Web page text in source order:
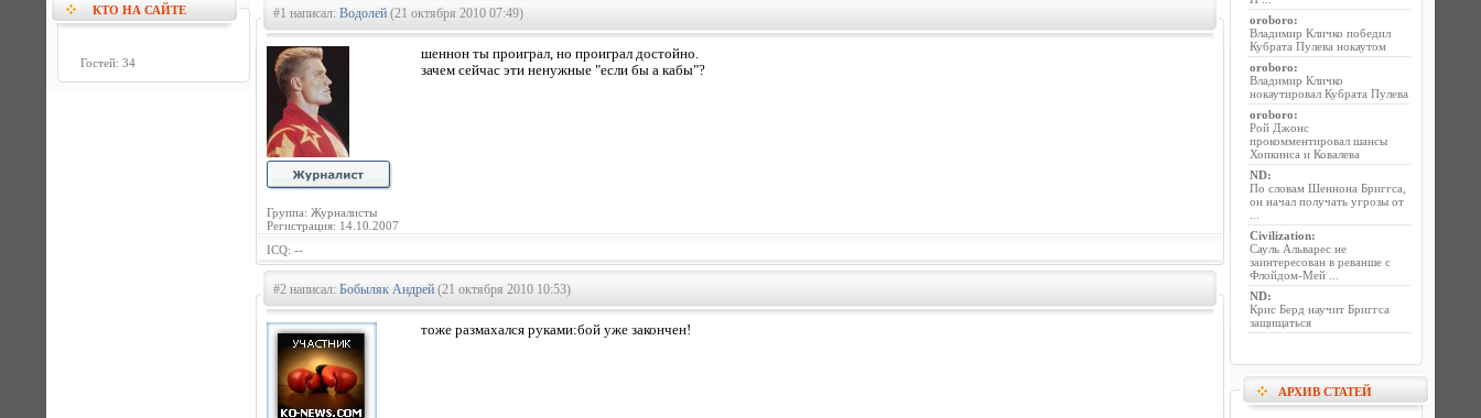
КТО НА САЙТЕ
Гостей: 34
#1 написал: Водолей (21 октября 2010 07:49)
Группа: Журналисты
Регистрация: 14.10.2007
шеннон ты проиграл, но проиграл достойно.
зачем сейчас эти ненужные "если бы а кабы"?
ICQ: --
#2 написал: Бобыляк Андрей (21 октября 2010 10:53)
тоже размахался руками:бой уже закончен!
oroboro:
Владимир Кличко победил
Кубрата Пулева нокаутом
oroboro:
Владимир Кличко
нокаутировал Кубрата Пулева
oroboro:
Рой Джонс
прокомментировал шансы
Хопкинса и Ковалева
ND:
По словам Шеннона Бриггса,
он начал получать угрозы от
Civilization:
Сауль Альварес не
заинтересован в реванше с
Флойдом-Мей ...
ND:
Крис Берд научит Бриггса
защищаться
АРХИВ СТАТЕЙ